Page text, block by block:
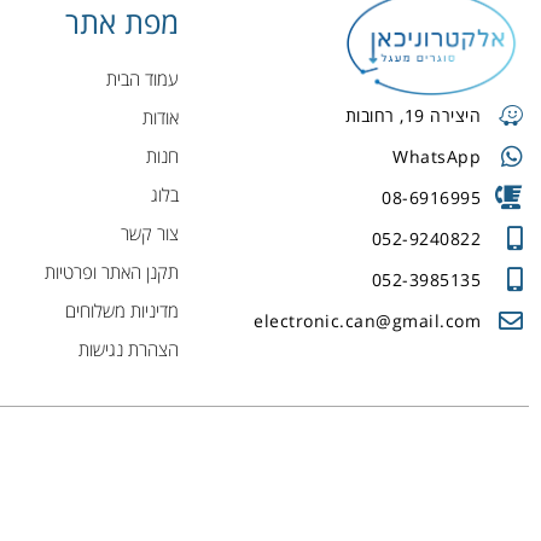
היצירה 19, רחובות
WhatsApp
08-6916995
052-9240822
052-3985135
electronic.can@gmail.com
מפת אתר
עמוד הבית
אודות
חנות
בלוג
צור קשר
תקנן האתר ופרטיות
מדיניות משלוחים
הצהרת נגישות